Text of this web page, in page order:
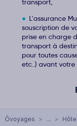
transport,
L'assurance
souscription de
prise en charge
transport à
pour toutes
etc..) avant
Ôvoyages > ... >